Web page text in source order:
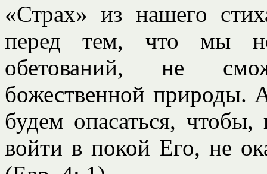
«Страх» из нашего
перед тем, что мы
обетований, не
божественной природы.
будем опасаться, чтобы,
войти в покой Его, не